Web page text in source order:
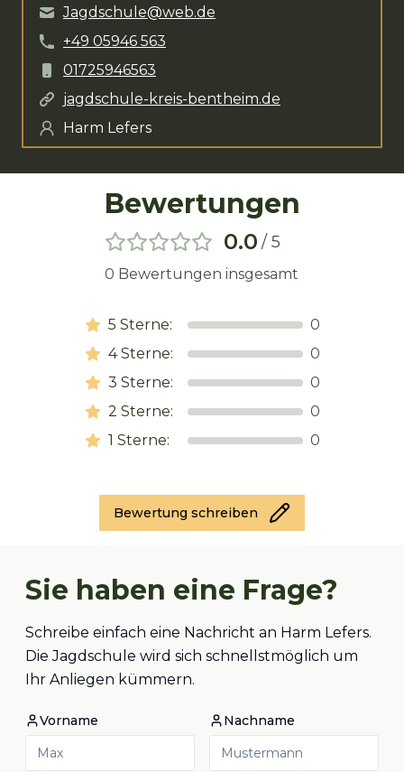
Jagdschule@web.de
+49 05946 563
01725946563
jagdschule-kreis-bentheim.de
Harm Lefers
Bewertungen
0.0 / 5
0 Bewertungen insgesamt
5 Sterne:
0
4Sterne:
0
3 Sterne:
0
2 Sterne:
0
1 Sterne: 0
Bewertung schreiben
Sie haben eine Frage?
Schreibe einfach eine Nachricht an Harm Lefers.
Die Jagdschule wird sich schnellstmöglich um
Ihr Anliegen kümmern.
Vorname Nachname